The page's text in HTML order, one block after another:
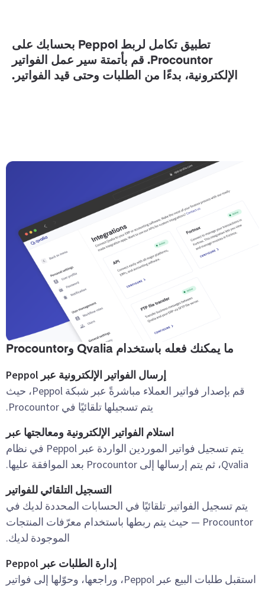
تطبيق تكامل لربط Peppol بحسابك على
Procountor. قم بأتمتة سير عمل الفواتير
الإلكترونية، بدءًا من الطلبات وحتى قيد الفواتير.
ما يمكنك فعله باستخدام Qvalia وProcountor
إرسال الفواتير الإلكترونية عبر Peppol
قم بإصدار فواتير العملاء مباشرةً عبر شبكة Peppol، حيث
يتم تسجيلها تلقائيًا في Procountor.
استلام الفواتير الإلكترونية ومعالجتها عبر
يتم تسجيل فواتير الموردين الواردة عبر Peppol في نظام
Qvalia، ثم يتم إرسالها إلى Procountor بعد الموافقة عليها.
التسجيل التلقائي للفواتير
يتم تسجيل الفواتير تلقائيًا في الحسابات المحددة لديك في
Procountor — حيث يتم ربطها باستخدام معرّفات المنتجات
الموجودة لديك.
إدارة الطلبات عبر Peppol
استقبل طلبات البيع عبر Peppol، وراجعها، وحوّلها إلى فواتير